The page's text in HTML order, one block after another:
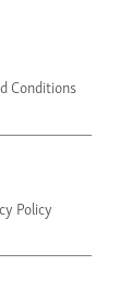
Conditions
Policy